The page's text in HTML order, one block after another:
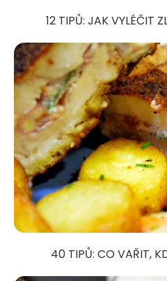
12 TIPŮ: JAK VYLÉČIT
40 TIPŮ: CO VAŘIT,